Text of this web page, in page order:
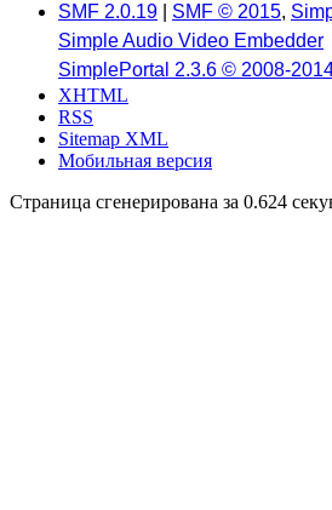
SMF 2.0.19 SMF © 2015,
Simple Audio Video Embedder
SimplePortal 2.3.6 © 2008-
XHTML
RSS
Sitemap XML
Мобильная версия
Страница сгенерирована за 0.624